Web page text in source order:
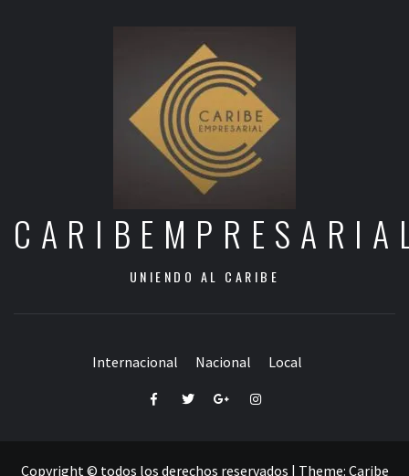
UNIENDO AL CARIBE
Internacional Nacional Local
FacebookTwitterGoogle+Instagram
Copyright © todos los derechos reservados | Theme: Caribe